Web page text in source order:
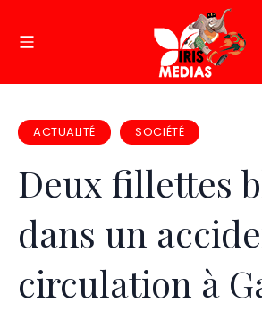
ACTUALITÉ SOCIÉTÉ
Deux fillettes
dans un
circulation à